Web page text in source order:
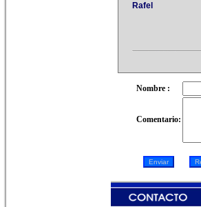
Rafel
Nombre :
Comentario: